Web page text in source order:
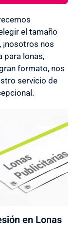
el tamaño
nos
para lonas,
formato, nos
servicio de
en Lonas